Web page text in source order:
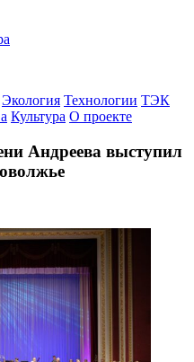
Экология Технологии ТЭК
Культура О проекте
Андреева выступил